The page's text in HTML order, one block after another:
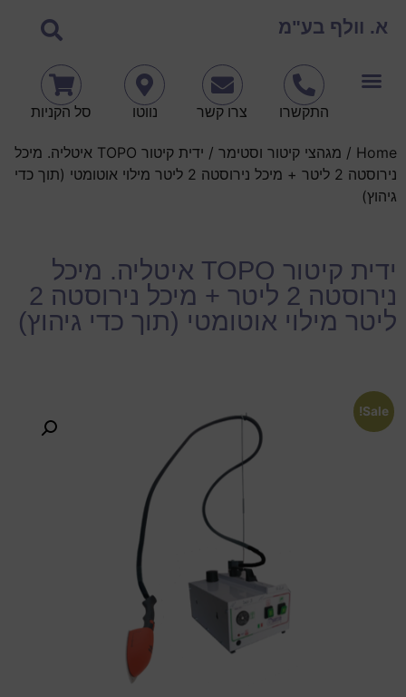
א. וולף בע"מ
התקשרו צרו קשר נווטו סל הקניות
Home
/ מגהצי קיטור וסטימר
/ ידית קיטור TOPO איטליה. מיכל
נירוסטה 2 ליטר + מיכל נירוסטה 2 ליטר מילוי אוטומטי (תוך כדי
גיהוץ)
ידית קיטור TOPO איטליה. מיכל
נירוסטה 2 ליטר + מיכל נירוסטה 2
ליטר מילוי אוטומטי (תוך כדי גיהוץ)
Sale!